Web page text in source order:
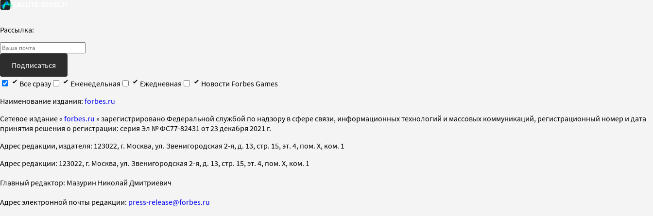
Рассылка:
Подписаться
Все сразу
Еженедельная Ежедневная
Новости Forbes Games
Наименование издания: forbes.ru
Cетевое издание « forbes.ru » зарегистрировано Федеральной службой по надзору в сфере связи, информационных технологий и массовых коммуникаций, регистрационный номер и дата
принятия решения о регистрации: серия Эл № ФС77-82431 от 23 декабря 2021 г.
Адрес редакции, издателя: 123022, г. Москва, ул. Звенигородская 2-я, д. 13, стр. 15, эт. 4, пом. X, ком. 1
Адрес редакции: 123022, г. Москва, ул. Звенигородская 2-я, д. 13, стр. 15, эт. 4, пом. X, ком. 1
Главный редактор: Мазурин Николай Дмитриевич
Адрес электронной почты редакции: press-release@forbes.ru